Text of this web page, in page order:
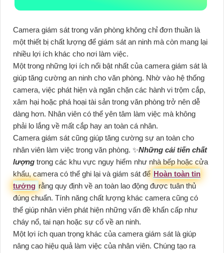
Camera giám sát trong văn phòng không chỉ đơn thuần là
một thiết bị chất lượng để giám sát an ninh mà còn mang lại
nhiều lợi ích khác cho nơi làm việc.
Một trong những lợi ích nổi bật nhất của camera giám sát là
giúp tăng cường an ninh cho văn phòng. Nhờ vào hệ thống
camera, việc phát hiện và ngăn chặn các hành vi trộm cắp,
xâm hại hoặc phá hoại tài sản trong văn phòng trở nên dễ
dàng hơn. Nhân viên có thể yên tâm làm việc mà không
phải lo lắng về mất cắp hay an toàn cá nhân.
Camera giám sát cũng giúp tăng cường sự an toàn cho
nhân viên làm việc trong văn phòng. ✨Những cải tiến chất
lượng trong các khu vực nguy hiểm như nhà bếp hoặc cửa
khẩu, camera có thể ghi lại và giám sát để Hoàn toàn tin
tưởng rằng quy định về an toàn lao động được tuân thủ
đúng chuẩn. Tính năng chất lượng khác camera cũng có
thể giúp nhân viên phát hiện những vấn đề khẩn cấp như
cháy nổ, tai nạn hoặc sự cố về an ninh.
Một lợi ích quan trọng khác của camera giám sát là giúp
nâng cao hiệu quả làm việc của nhân viên. Chúng tạo ra